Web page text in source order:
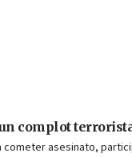
complot
asesinato,